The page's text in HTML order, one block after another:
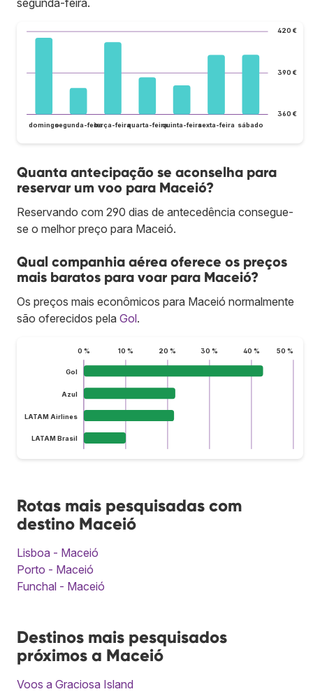
segunda-feira.
360 €
390 €
420 €
domingosegunda-feiraterça-feiraquarta-feiraquinta-feirasexta-feira sábado
Quanta antecipação se aconselha para
reservar um voo para Maceió?
Reservando com 290 dias de antecedência consegue-
se o melhor preço para Maceió.
Qual companhia aérea oferece os preços
mais baratos para voar para Maceió?
Os preços mais econômicos para Maceió normalmente
são oferecidos pela Gol.
0 % 10 % 20 % 30 % 40 % 50 %
Gol
Azul
LATAM Airlines
LATAM Brasil
Rotas mais pesquisadas com
destino Maceió
Lisboa - Maceió
Porto - Maceió
Funchal - Maceió
Destinos mais pesquisados
próximos a Maceió
Voos a Graciosa Island